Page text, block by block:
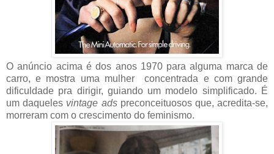
O anúncio acima é dos anos 1970 para alguma marca de
carro, e mostra uma mulher concentrada e com grande
dificuldade pra dirigir, guiando um modelo simplificado. É
um daqueles vintage adspreconceituosos que, acredita-se,
morreram com o crescimento do feminismo.